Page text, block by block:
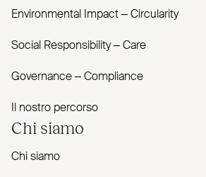
Envi­ronmental Impact – Cir­cularity
Social Responsibility – Care
Governance – Com­pliance
Il nostro percorso
Chi siamo
Chi siamo